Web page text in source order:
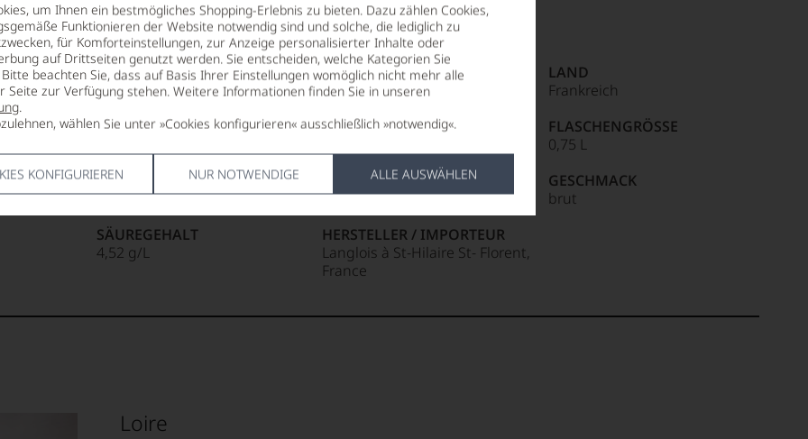
um Ihnen ein bestmögliches Shopping-Erlebnis zu bieten. Dazu zählen Cookies,
Funktionieren der Website notwendig sind und solche, die lediglich zu
für Komforteinstellungen, zur Anzeige personalisierter Inhalte oder
auf Drittseiten genutzt werden. Sie entscheiden, welche Kategorien Sie
beachten Sie, dass auf Basis Ihrer Einstellungen womöglich nicht mehr alle
Seite zur Verfügung stehen. Weitere Informationen finden Sie in unseren
.
wählen Sie unter »Cookies konfigurieren« ausschließlich »notwendig«.
KONFIGURIEREN NUR NOTWENDIGE ALLE AUSWÄHLEN
TRINKTEMPERATUR
8 °C
ALKOHOLGEHALT
RESTSÜSSE
8,9 g/L
SÄUREGEHALT
4,52 g/L
LAGERPOTENTIAL
2028
VERSCHLUSS
ALLERGENHINWEIS
enthält Sulfite
HERSTELLER / IMPORTEUR
Langlois à St-Hilaire St- Florent,
France
LAND
Frankreich
FLASCHENGRÖSSE
0,75 L
GESCHMACK
brut
Loire